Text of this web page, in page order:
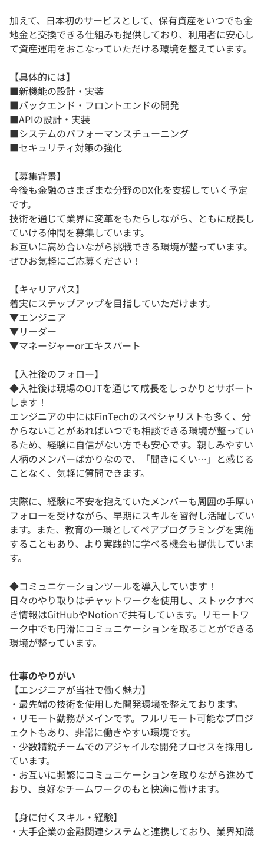
加えて、日本初のサービスとして、保有資産をいつでも金
地金と交換できる仕組みも提供しており、利用者に安心し
て資産運用をおこなっていただける環境を整えています。
【具体的には】
■新機能の設計・実装
■バックエンド・フロントエンドの開発
■APIの設計・実装
■システムのパフォーマンスチューニング
■セキュリティ対策の強化
【募集背景】
今後も金融のさまざまな分野のDX化を支援していく予定
です。
技術を通じて業界に変革をもたらしながら、ともに成長し
ていける仲間を募集しています。
お互いに高め合いながら挑戦できる環境が整っています。
ぜひお気軽にご応募ください！
【キャリアパス】
着実にステップアップを目指していただけます。
▼エンジニア
▼リーダー
▼マネージャーorエキスパート
【入社後のフォロー】
◆入社後は現場のOJTを通じて成長をしっかりとサポート
します！
エンジニアの中にはFinTechのスペシャリストも多く、分
からないことがあればいつでも相談できる環境が整ってい
るため、経験に自信がない方でも安心です。親しみやすい
人柄のメンバーばかりなので、「聞きにくい…」と感じる
ことなく、気軽に質問できます。
実際に、経験に不安を抱えていたメンバーも周囲の手厚い
フォローを受けながら、早期にスキルを習得し活躍してい
ます。また、教育の一環としてペアプログラミングを実施
することもあり、より実践的に学べる機会も提供していま
す。
◆コミュニケーションツールを導入しています！
日々のやり取りはチャットワークを使用し、ストックすべ
き情報はGitHubやNotionで共有しています。リモートワ
ーク中でも円滑にコミュニケーションを取ることができる
環境が整っています。
仕事のやりがい
【エンジニアが当社で働く魅力】
・最先端の技術を使用した開発環境を整えております。
・リモート勤務がメインです。フルリモート可能なプロジ
ェクトもあり、非常に働きやすい環境です。
・少数精鋭チームでのアジャイルな開発プロセスを採用し
ています。
・お互いに頻繁にコミュニケーションを取りながら進めて
おり、良好なチームワークのもと快適に働けます。
【身に付くスキル・経験】
・大手企業の金融関連システムと連携しており、業界知識